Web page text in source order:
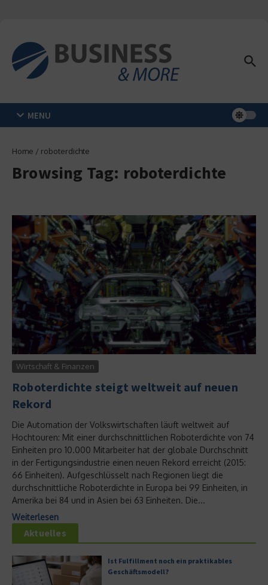
MENU
Home / roboterdichte
Browsing Tag: roboterdichte
Wirtschaft & Finanzen
Roboterdichte steigt weltweit auf neuen
Rekord
Die Automation der Volkswirtschaften läuft weltweit auf
Hochtouren: Mit einer durchschnittlichen Roboterdichte von 74
Einheiten pro 10.000 Mitarbeiter hat der globale Durchschnitt
in der Fertigungsindustrie einen neuen Rekord erreicht (2015:
66 Einheiten). Aufgeschlüsselt nach Regionen liegt die
durchschnittliche Roboterdichte in Europa bei 99 Einheiten, in
Amerika bei 84 und in Asien bei 63 Einheiten. Die...
Weiterlesen
Aktuelles
Ist Fulfillment noch ein praktikables
Geschäftsmodell?